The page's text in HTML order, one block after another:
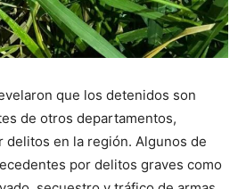
que los detenidos son
de otros departamentos,
delitos en la región. Algunos de
por delitos graves como